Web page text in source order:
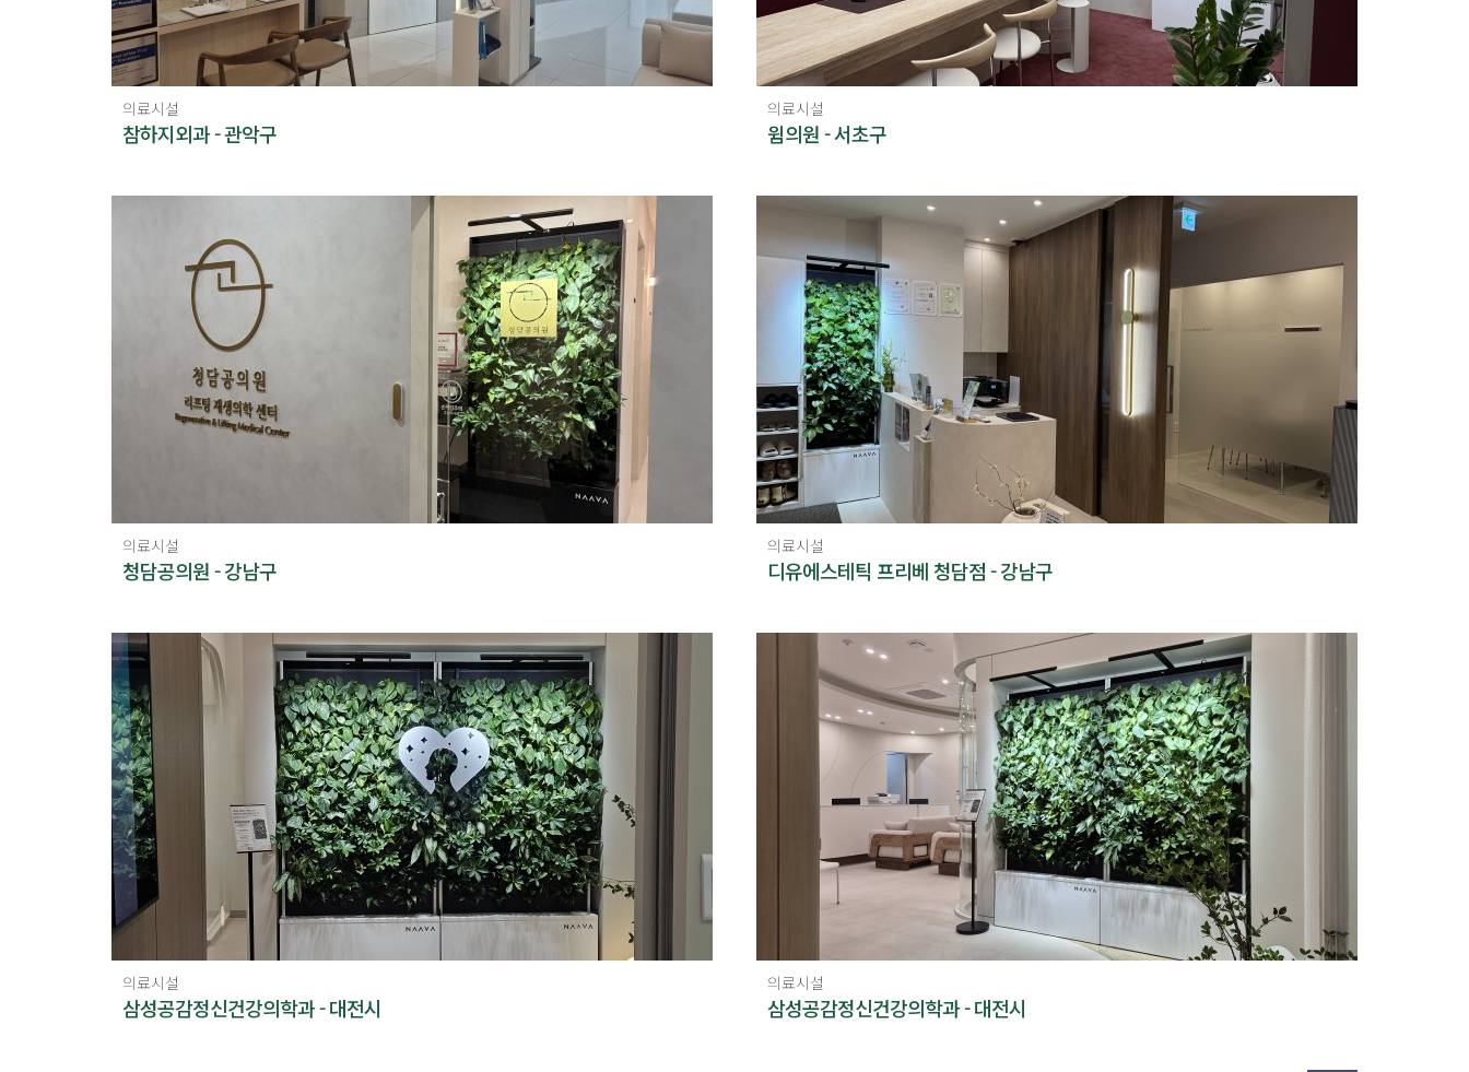
의료시설
참하지외과 - 관악구
의료시설
윔의원 - 서초구
의료시설
청담공의원 - 강남구
의료시설
디유에스테틱 프리베 청담점 - 강남구
의료시설
삼성공감정신건강의학과 - 대전시
의료시설
삼성공감정신건강의학과 - 대전시